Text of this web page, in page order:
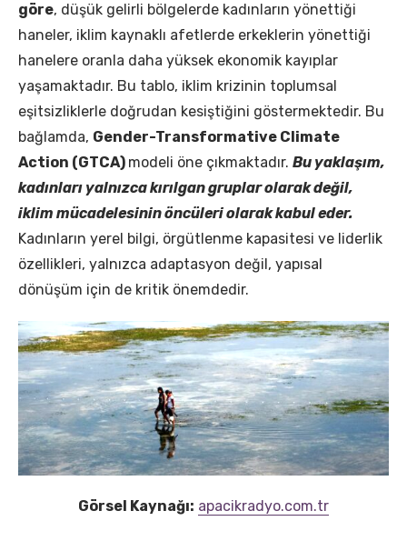
göre, düşük gelirli bölgelerde kadınların yönettiği
haneler, iklim kaynaklı afetlerde erkeklerin yönettiği
hanelere oranla daha yüksek ekonomik kayıplar
yaşamaktadır. Bu tablo, iklim krizinin toplumsal
eşitsizliklerle doğrudan kesiştiğini göstermektedir. Bu
bağlamda, Gender-Transformative Climate
Action (GTCA) modeli öne çıkmaktadır. Bu yaklaşım,
kadınları yalnızca kırılgan gruplar olarak değil,
iklim mücadelesinin öncüleri olarak kabul eder.
Kadınların yerel bilgi, örgütlenme kapasitesi ve liderlik
özellikleri, yalnızca adaptasyon değil, yapısal
dönüşüm için de kritik önemdedir.
Görsel Kaynağı: apacikradyo.com.tr